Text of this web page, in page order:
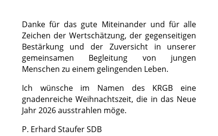
Danke für das gute Miteinander und für alle
Zeichen der Wertschätzung, der gegenseitigen
Bestärkung und der Zuversicht in unserer
gemeinsamen Begleitung von jungen
Menschen zu einem gelingenden Leben.
Ich wünsche im Namen des KRGB eine
gnadenreiche Weihnachtszeit, die in das Neue
Jahr 2026 ausstrahlen möge.
P. Erhard Staufer SDB